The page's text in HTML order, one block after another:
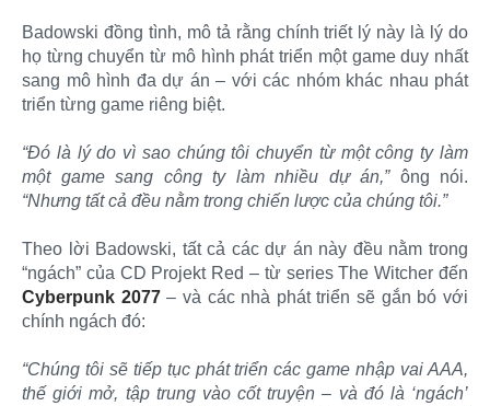
Badowski đồng tình, mô tả rằng chính triết lý này là lý do
họ từng chuyển từ mô hình phát triển một game duy nhất
sang mô hình đa dự án – với các nhóm khác nhau phát
triển từng game riêng biệt.
“Đó là lý do vì sao chúng tôi chuyển từ một công ty làm
một game sang công ty làm nhiều dự án,”ông nói.
“Nhưng tất cả đều nằm trong chiến lược của chúng tôi.”
Theo lời Badowski, tất cả các dự án này đều nằm trong
“ngách” của CD Projekt Red – từ series The Witcher đến
Cyberpunk 2077– và các nhà phát triển sẽ gắn bó với
chính ngách đó:
“Chúng tôi sẽ tiếp tục phát triển các game nhập vai AAA,
thế giới mở, tập trung vào cốt truyện – và đó là ‘ngách’